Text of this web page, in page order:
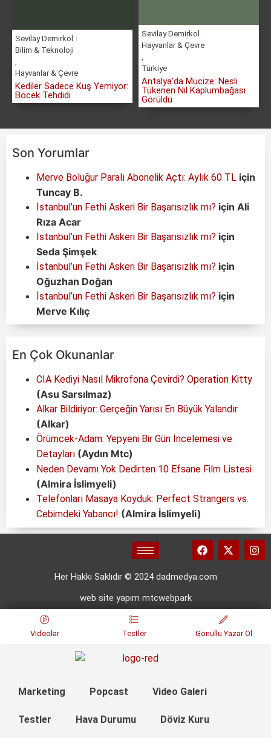
Sevilay Demirkol
Bilim & Teknoloji
Hayvanlar & Çevre
Kediler Sadece Kuş Yemiyor:
Böcek Tehdidi
Sevilay Demirkol
Hayvanlar & Çevre
,
Türkiye
Antalya’da Mucize: Nesli
Tükenen Nil Kaplumbağası
Görüldü
Son Yorumlar
Merve Boluğur Paralı Abonelik Açtı: Aylık 60 TL için
Tuncay B.
İstanbul’un Fethi Askeri Bir Başarısızlık mı? için Ali
Rıza Acar
İstanbul’un Fethi Askeri Bir Başarısızlık mı? için
Seda Şimşek
İstanbul’un Fethi Askeri Bir Başarısızlık mı? için
Oğuzhan Doğan
İstanbul’un Fethi Askeri Bir Başarısızlık mı? için
Merve Kılıç
En Çok Okunanlar
CIA Kediyi Nasıl Mikrofona Çevirdi? Operation Kitty
(Asu Sarsılmaz)
Alkar Bildiriyor: Gerçeğin Yarısı En Büyük Yalandır
(Alkar)
Örümcek-Adam: Yepyeni Bir Gün İncelemesi ve
Detayları (Aydın Mtc)
Neden Devamı Yok Dedirten 10 Efsane Film Listesi
(Almira İslimyeli)
Telefonları Masaya Koyduk: Perfect Strangers vs.
Cebimdeki Yabancı! (Almira İslimyeli)
Her Hakkı Saklıdır © 2024 dadmedya.com
web site yapım mtcwebpark
Videolar Testler Gönüllü Yazar Ol
Marketing Popcast Video Galeri
Testler Hava Durumu Döviz Kuru